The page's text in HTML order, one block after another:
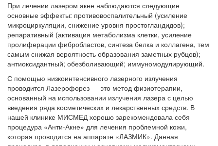
При лечении лазером акне наблюдаются следующие
основные эффекты: противовоспалительный (усиление
микроциркуляции, снижение уровня простогландидов);
репаративный (активация метаболизма клетки, усиление
пролиферации фибробластов, синтеза белка и коллагена, тем
самым снижая вероятность образования заметных рубцов);
антиоксидантный; обезболивающий; иммуномодулирующий.
С помощью низкоинтенсивного лазерного излучения
проводится Лазерофорез — это метод физиотерапии,
основанный на использовании излучения лазера с целью
введения ряда косметических и лекарственных средств. В
нашей клинике МИСМЕД хорошо зарекомендовала себя
процедура «Анти-Акне» для лечения проблемной кожи,
которая проводится на аппарате «ЛАЗМИК». Данная